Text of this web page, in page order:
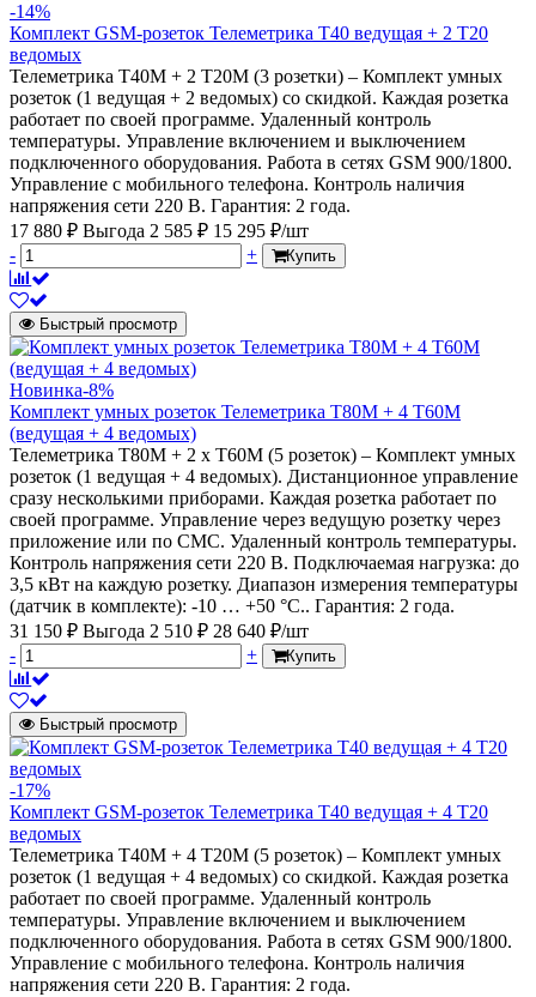
-14%
Комплект GSM-розеток Телеметрика Т40 ведущая + 2 Т20
ведомых
Телеметрика Т40M + 2 Т20M (3 розетки) – Комплект умных
розеток (1 ведущая + 2 ведомых) со скидкой. Каждая розетка
работает по своей программе. Удаленный контроль
температуры. Управление включением и выключением
подключенного оборудования. Работа в сетях GSM 900/1800.
Управление с мобильного телефона. Контроль наличия
напряжения сети 220 В. Гарантия: 2 года.
17 880 ₽ Выгода 2 585 ₽ 15 295 ₽/шт
-
+ Купить
Быстрый просмотр
Новинка-8%
Комплект умных розеток Телеметрика T80M + 4 T60M
(ведущая + 4 ведомых)
Телеметрика Т80M + 2 х Т60M (5 розеток) – Комплект умных
розеток (1 ведущая + 4 ведомых). Дистанционное управление
сразу несколькими приборами. Каждая розетка работает по
своей программе. Управление через ведущую розетку через
приложение или по СМС. Удаленный контроль температуры.
Контроль напряжения сети 220 В. Подключаемая нагрузка: до
3,5 кВт на каждую розетку. Диапазон измерения температуры
(датчик в комплекте): -10 … +50 °C.. Гарантия: 2 года.
31 150 ₽ Выгода 2 510 ₽ 28 640 ₽/шт
-
+ Купить
Быстрый просмотр
-17%
Комплект GSM-розеток Телеметрика Т40 ведущая + 4 Т20
ведомых
Телеметрика Т40M + 4 Т20M (5 розеток) – Комплект умных
розеток (1 ведущая + 4 ведомых) со скидкой. Каждая розетка
работает по своей программе. Удаленный контроль
температуры. Управление включением и выключением
подключенного оборудования. Работа в сетях GSM 900/1800.
Управление с мобильного телефона. Контроль наличия
напряжения сети 220 В. Гарантия: 2 года.